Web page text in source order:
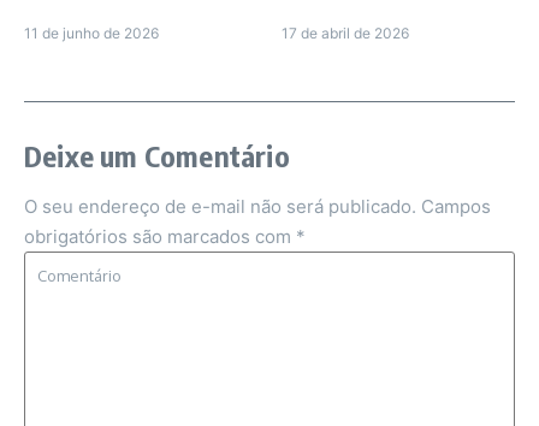
11 de junho de 2026 17 de abril de 2026
Deixe um Comentário
O seu endereço de e-mail não será publicado. Campos
obrigatórios são marcados com *